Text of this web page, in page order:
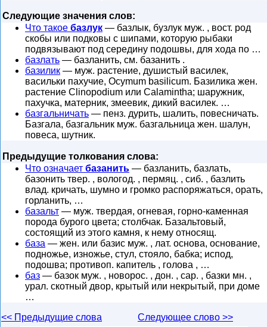
Следующие значения слов:
Что такое базлук — базлык, бузлук муж. , вост. род
скобы или подковы с шипами, которую рыбаки
подвязывают под середину подошвы, для хода по …
базлать — базланить, см. базанить .
базилик — муж. растение, душистый василек,
васильки пахучие, Ocymum basilicum. Базилика жен.
растение Clinopodium или Calamintha; шаружник,
пахучка, матерник, змеевик, дикий василек. …
базгальничать — пенз. дурить, шалить, повесничать.
Базгала, базгальник муж. базгальница жен. шалун,
повеса, шутник.
Предыдущие толкования слова:
Что означает базанить — базланить, базлать,
базонить твер. , вологод. , пермяц. , сиб. , базлить
влад. кричать, шумно и громко распоряжаться, орать,
горланить, …
базальт — муж. твердая, огневая, горно-каменная
порода бурого цвета; столбчак. Базальтовый,
состоящий из этого камня, к нему относящ.
база — жен. или базис муж. , лат. основа, основание,
подножье, изножье, стул, стояло, бабка; испод,
подошва; противоп. капитель , голова , …
баз — базок муж. , новорос. , дон. , сар. , базки мн. ,
урал. скотный двор, крытый или некрытый, при доме
…
<< Предыдущие слова
Следующее слово >>